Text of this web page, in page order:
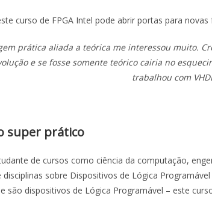
curso de FPGA Intel pode abrir portas para
prática aliada a teórica me interessou muito.
e se fosse somente teórico cairia no
trabalhou com
super prático
de cursos como ciência da computação,
disciplinas sobre Dispositivos de Lógica
são dispositivos de Lógica Programável – este